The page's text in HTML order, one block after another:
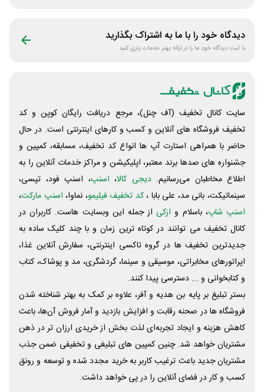
دیدگاه خود را با ما به اشتراک بگذارید
با ثبت دیدگاه خود ما را در ارائه بهتر خدمات یاری کنید
سایت کانال تخفیف (آف چنل)، مرجع دریافت رایگان کوپن و کد
تخفیف فروشگاه های آنلاین و کسب و‌ کارهای اینترنتی است. در حال
حاضر با همراهی استارت آپ ها انواع کد تخفیف، مسابقه، کمپین و
جشنواره های صدها برند معتبر، اپلیکیشن و مراکز خدمات آنلاین را به
اطلاع مخاطبان می‌رسانیم. دیجی کالا، اسنپ، اسنپ فود، تپسی،
سینماتیکت، بانی مد، علی‌ بابا ،کد تخفیف فیلیمو، نماوا، اسنپ مارکت،
اسنپ شاپ، باسلام و ازکی از جمله این وبسایت ‌هاست. کاربران در
کانال تخفیف می توانند در کوتاه ترین زمان و با چند کلیک ساده به
جدیدترین تخفیف ها در گروه تاکسی اینترنتی، سفارش آنلاین غذا،
اپراتورهای مخابراتی، موسیقی و سینما، گردشگری، مد و پوشاک، کتاب
و کتابخوانی و ... دسترسی پیدا کنند.
بستر تبلیغ بر پایه بن هدیه و آفر، علاوه بر کمک به بهتر شناخته شدن
فروشگاه ها در صحنه رقابت و افزایش بازدید و آمار فروش آن‌ها، باعث
کاهش هزینه و ایجاد تجربه‌ای لذت بخش از خریدی ارزان تر در ذهن
مشتریان خواهد شد. چنین کمپین های تبلیغی و تخفیفی ضمن جذب
مشتریان جدید باعث ترغیب کاربر به خرید مجدد شده و توسعه و رونق
کسب و کار در فضای آنلاین را در پی خواهد داشت.